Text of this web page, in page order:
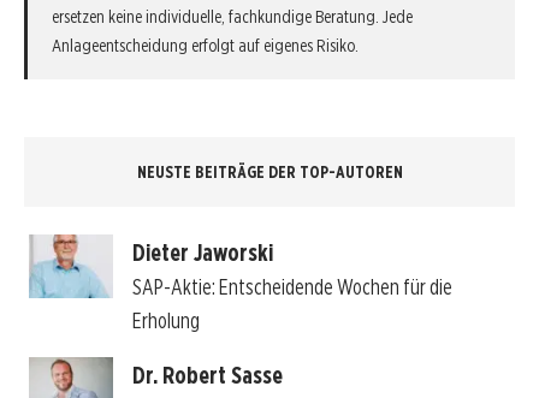
ersetzen keine individuelle, fachkundige Beratung. Jede
Anlageentscheidung erfolgt auf eigenes Risiko.
NEUSTE BEITRÄGE DER TOP-AUTOREN
Dieter Jaworski
SAP-Aktie: Entscheidende Wochen für die
Erholung
Dr. Robert Sasse